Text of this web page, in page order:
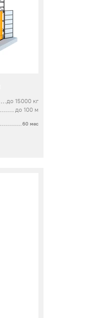
до 15000 кг
до 100 м
60 мес